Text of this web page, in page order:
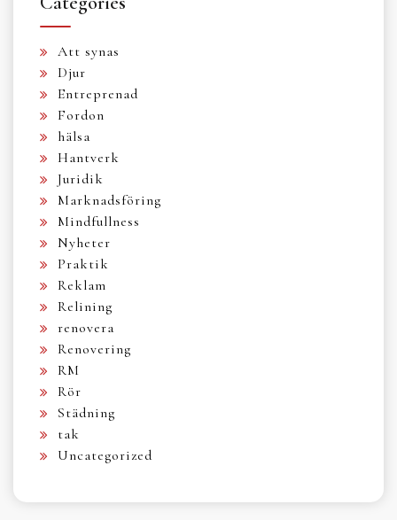
Att synas
Djur
Entreprenad
Fordon
hälsa
Hantverk
Juridik
Marknadsföring
Mindfullness
Nyheter
Praktik
Reklam
Relining
renovera
Renovering
RM
Rör
Städning
tak
Uncategorized